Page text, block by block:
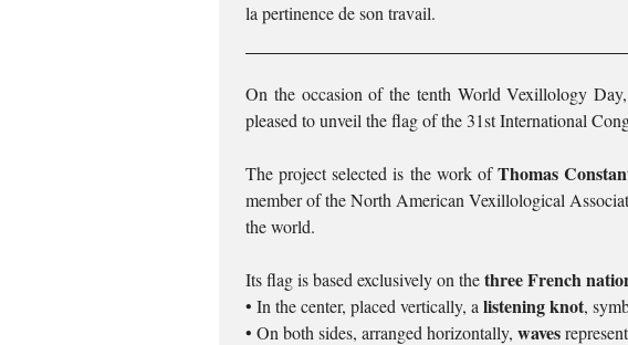
la pertinence de son travail.
On the occasion of the tenth World Vexillology
pleased to unveil the flag of the 31st International
The project selected is the work ofThomas
member of the North American Vexillological
the world.
Its flag is based exclusively on thethree French
• In the center, placed vertically, a listening knot,
• On both sides, arranged horizontally,waves